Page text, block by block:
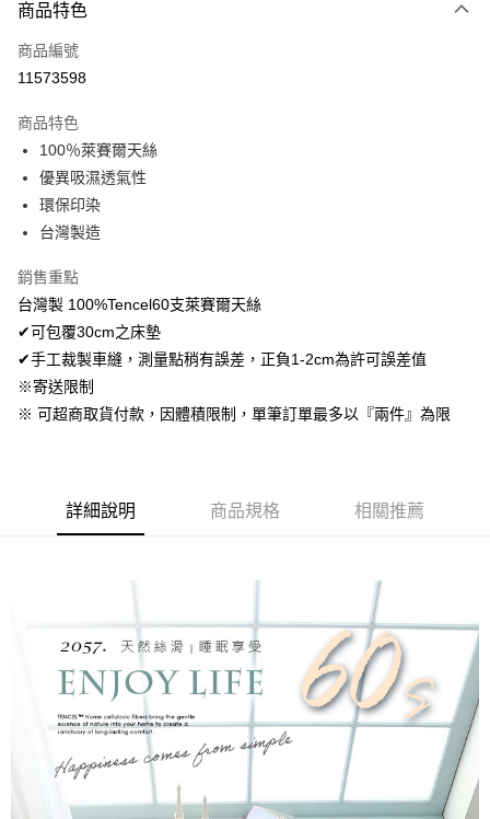
信用卡一次付款
超商取貨付款
Apple Pay
悠遊付
Google Pay
AFTEE先享後付
相關說明
AFTEE先享後付是「在收到商品之後才付款」的支付方式。 讓您購物簡單
便利好安心！
１．簡單：不需註冊會員、不需綁卡、不需儲值。
２．便利：只要手機號碼，簡訊認證，即可結帳。
３．安心：先確認商品／服務後，再付款。
２．訂單成立數日內，您將收到繳費通知簡訊。
３．收到繳費通知簡訊後14天內，點擊此簡訊中的連結，可透過四大超商／
購買商品的店家。未經商家同意取消之訂單仍視為有效，需透過AFTEE先享
※ 交易是否成功請以「AFTEE先享後付 」之結帳頁面顯示為準，若有關於
是否繳費成功／繳費後需取消欲退款等相關疑問，請聯繫「AFTEE先享後付
客戶支援中心」https://netprotections.freshdesk.com/support/home
【注意事項】
１．透過由恩沛科技股份有限公司提供之「AFTEE先享後付」服務完成之交
易，需依本服務之必要範圍內提供個人資料，並將交易相關給付款項請求債
權轉讓予恩沛科技股份有限公司。
２．關於個人資料處理事宜，請瀏覽以下網址：
https://aftee.tw/terms/#terms3
ATM付款
運送方式
全家取貨付款
每筆NT$60，滿NT$499(含以上)免運費
每筆NT$100，滿NT$499(含以上)免運費
離島宅配
每筆NT$100，滿NT$499(含以上)免運費
商品特色
商品編號
11573598
商品特色
100％萊賽爾天絲
優異吸濕透氣性
環保印染
台灣製造
銷售重點
台灣製 100%Tencel60支萊賽爾天絲
✔可包覆30cm之床墊
✔手工裁製車縫，測量點稍有誤差，正負1-2cm為許可誤差值
※寄送限制
※ 可超商取貨付款，因體積限制，單筆訂單最多以『兩件』為限
詳細說明 商品規格 相關推薦